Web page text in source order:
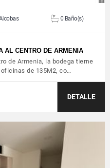
0 Baño(s)
AL CENTRO DE ARMENIA
de Armenia, la bodega tierne
de 135M2, co…
DETALLE